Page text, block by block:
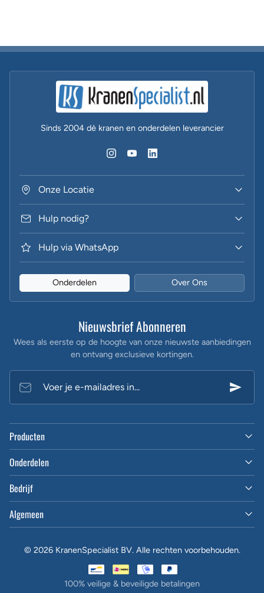
Sinds 2004 dè kranen en onderdelen leverancier
Onze Locatie
Hulp nodig?
Hulp via WhatsApp
Onderdelen Over Ons
Nieuwsbrief Abonneren
Wees als eerste op de hoogte van onze nieuwste aanbiedingen
en ontvang exclusieve kortingen.
Voer je e-mailadres in...
Producten
Onderdelen
Bedrijf
Algemeen
100% veilige & beveiligde betalingen
© 2026 KranenSpecialist BV. Alle rechten voorbehouden.